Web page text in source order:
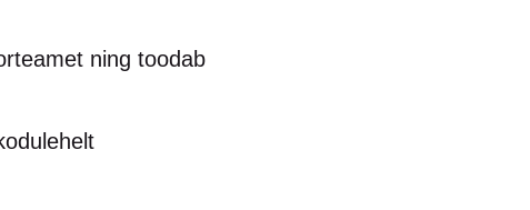
ning toodab